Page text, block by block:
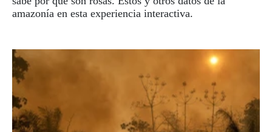
amazonía en esta experiencia interactiva.